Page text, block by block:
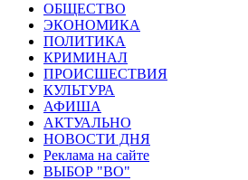
ОБЩЕСТВО
ЭКОНОМИКА
ПОЛИТИКА
КРИМИНАЛ
ПРОИСШЕСТВИЯ
КУЛЬТУРА
АФИША
АКТУАЛЬНО
НОВОСТИ ДНЯ
Реклама на сайте
ВЫБОР "ВО"